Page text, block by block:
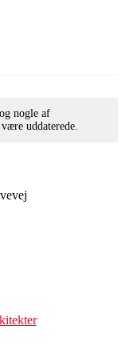
nogle af
uddaterede.